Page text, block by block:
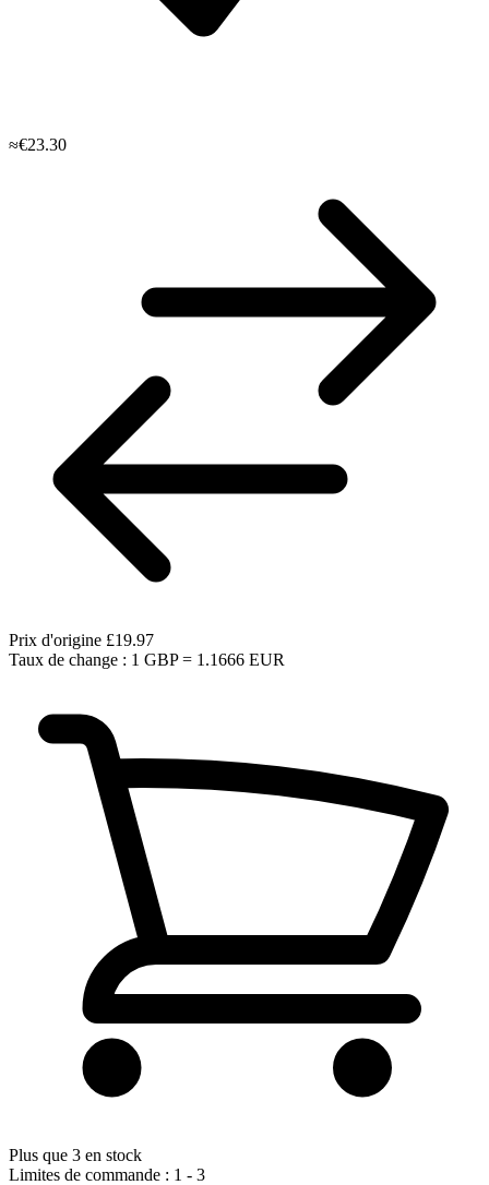
≈€23.30
Prix d'origine £19.97
Taux de change : 1 GBP = 1.1666 EUR
Plus que 3 en stock
Limites de commande : 1 - 3